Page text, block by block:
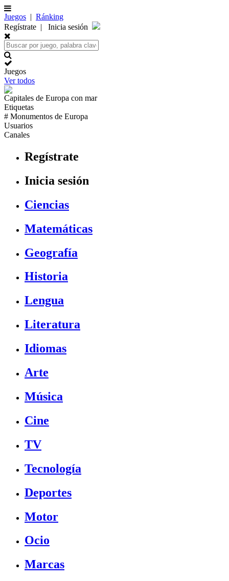
Juegos | Ránking
Regístrate | Inicia sesión
Juegos
Ver todos
Capitales de Europa con mar
Etiquetas
# Monumentos de Europa
Usuarios
Canales
Regístrate
Inicia sesión
Ciencias
Matemáticas
Geografía
Historia
Lengua
Literatura
Idiomas
Arte
Música
Cine
TV
Tecnología
Deportes
Motor
Ocio
Marcas